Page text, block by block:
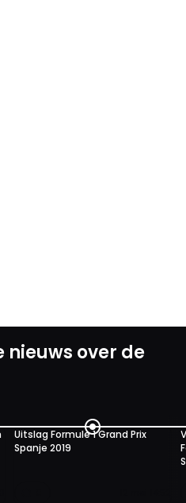
over de
Uitslag Formule 1 Grand Prix
Spanje 2019